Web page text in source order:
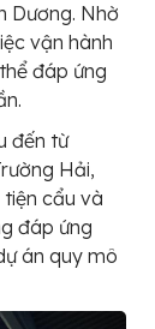
Dương. Nhờ
vận hành
đáp ứng
đến từ
Hải,
cẩu và
đáp ứng
án quy mô